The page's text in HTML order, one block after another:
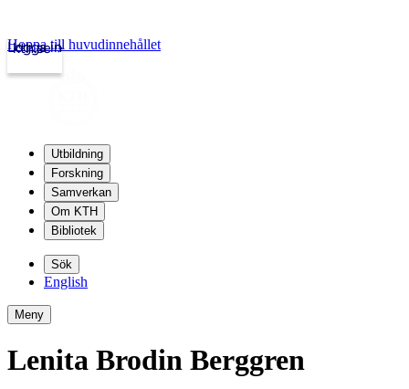
kth.se
Logga in
Hoppa till huvudinnehållet
Utbildning
Forskning
Samverkan
Om KTH
Bibliotek
Sök
English
Meny
Lenita Brodin Berggren